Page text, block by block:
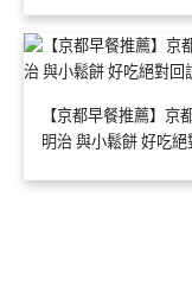
【京都早餐推薦】京
明治 與小鬆餅 好吃絕